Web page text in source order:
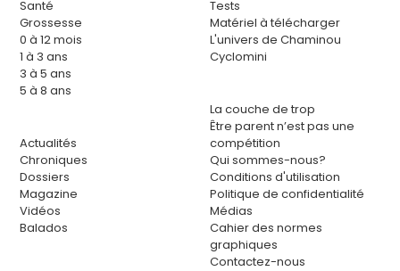
Santé
Grossesse
0 à 12 mois
1 à 3 ans
3 à 5 ans
5 à 8 ans
Actualités
Chroniques
Dossiers
Magazine
Vidéos
Balados
Tests
Matériel à télécharger
L'univers de Chaminou
Cyclomini
La couche de trop
Être parent n’est pas une
compétition
Qui sommes-nous?
Conditions d'utilisation
Politique de confidentialité
Médias
Cahier des normes
graphiques
Contactez-nous